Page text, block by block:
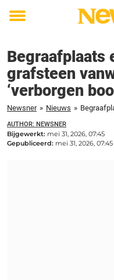
Toggle
Begraafplaats
grafsteen
‘verborgen
Newsner » Nieuws »
AUTHOR: NEWSNER
Bijgewerkt: mei 31, 2026, 07:45
Gepubliceerd: mei 31, 2026, 07:45